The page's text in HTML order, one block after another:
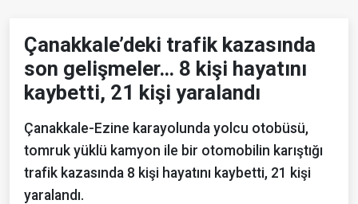
Çanakkale’deki trafik kazasında
son gelişmeler… 8 kişi hayatını
kaybetti, 21 kişi yaralandı
Çanakkale-Ezine karayolunda yolcu otobüsü,
tomruk yüklü kamyon ile bir otomobilin karıştığı
trafik kazasında 8 kişi hayatını kaybetti, 21 kişi
yaralandı.